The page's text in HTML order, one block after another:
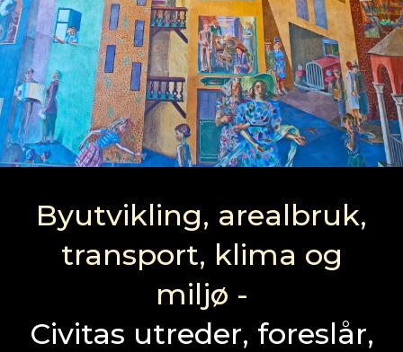
Byutvikling, arealbruk,
transport, klima og
miljø -
Civitas utreder, foreslår,